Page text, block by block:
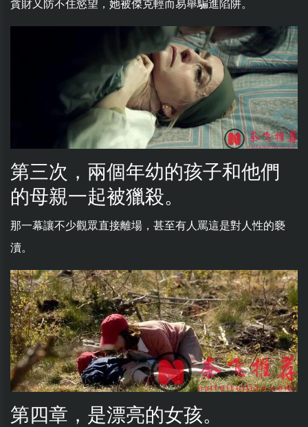
貪財又防不住慾望，她被傑克輕而易舉騙進陷阱。
第三次，兩個年幼的孩子和他們
的母親一起被獵殺。
那一幕讓不少觀眾直接離場，甚至有人罵這是對人性的褻
瀆。
第四章，是漂亮的女孩。